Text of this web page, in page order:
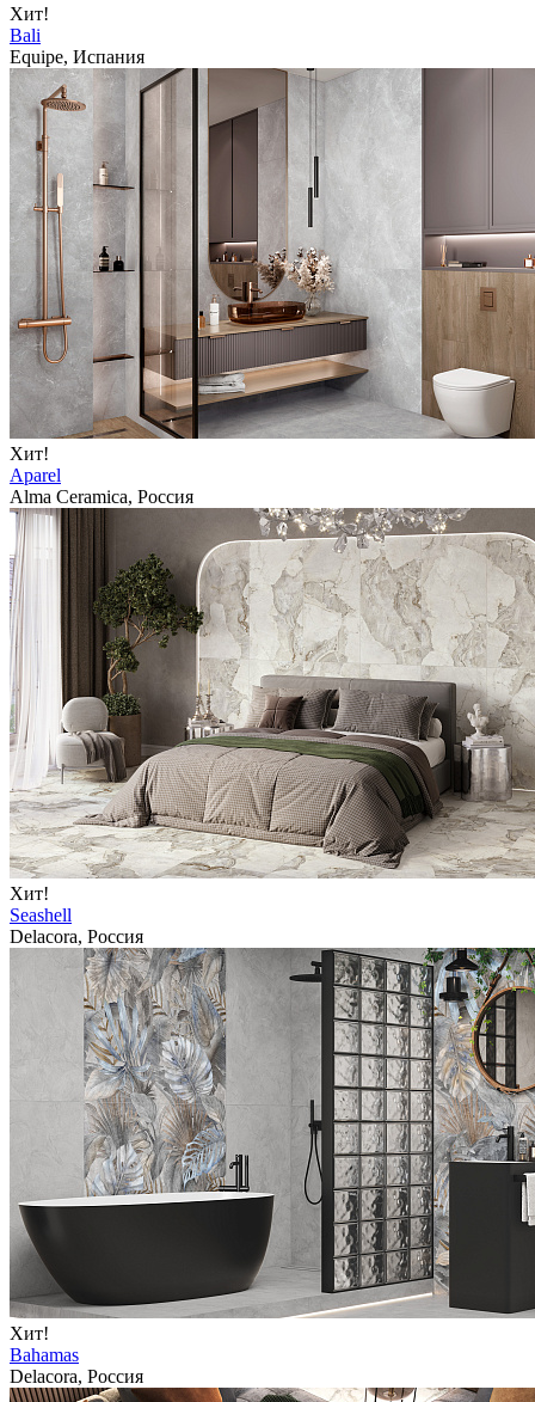
Хит!
Bali
Equipe, Испания
Хит!
Aparel
Alma Ceramica, Россия
Хит!
Seashell
Delacora, Россия
Хит!
Bahamas
Delacora, Россия